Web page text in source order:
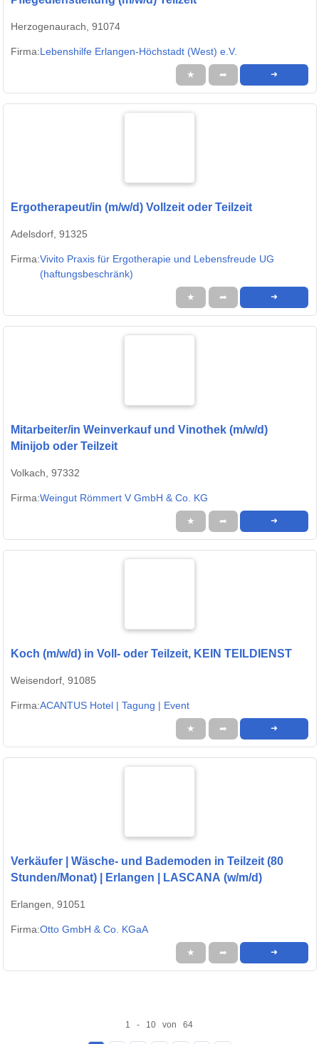
Herzogenaurach, 91074
Firma:Lebenshilfe Erlangen-Höchstadt (West) e.V.
★ ➦ ➜
Ergotherapeut/in (m/w/d) Vollzeit oder Teilzeit
Adelsdorf, 91325
Firma:Vivito Praxis für Ergotherapie und Lebensfreude UG
(haftungsbeschränk)
★ ➦ ➜
Mitarbeiter/in Weinverkauf und Vinothek (m/w/d)
Minijob oder Teilzeit
Volkach, 97332
Firma:Weingut Römmert V GmbH & Co. KG
★ ➦ ➜
Koch (m/w/d) in Voll- oder Teilzeit, KEIN TEILDIENST
Weisendorf, 91085
Firma:ACANTUS Hotel | Tagung | Event
★ ➦ ➜
Verkäufer | Wäsche- und Bademoden in Teilzeit (80
Stunden/Monat) | Erlangen | LASCANA (w/m/d)
Erlangen, 91051
Firma:Otto GmbH & Co. KGaA
★ ➦ ➜
1 - 10 von 64